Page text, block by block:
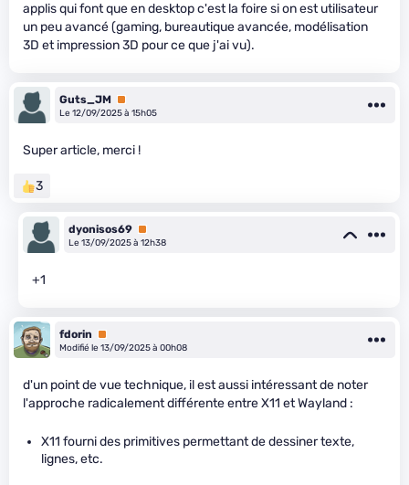
applis qui font que en desktop c'est la foire si on est utilisateur
un peu avancé (gaming, bureautique avancée, modélisation
3D et impression 3D pour ce que j'ai vu).
Guts_JM
Premium
Le 12/09/2025 à 15h05
Super article, merci !
3
dyonisos69 Premium
Le 13/09/2025 à 12h38
+1
fdorin
Premium
Modifié le 13/09/2025 à 00h08
d'un point de vue technique, il est aussi intéressant de noter
l'approche radicalement différente entre X11 et Wayland :
X11 fourni des primitives permettant de dessiner texte,
lignes, etc.